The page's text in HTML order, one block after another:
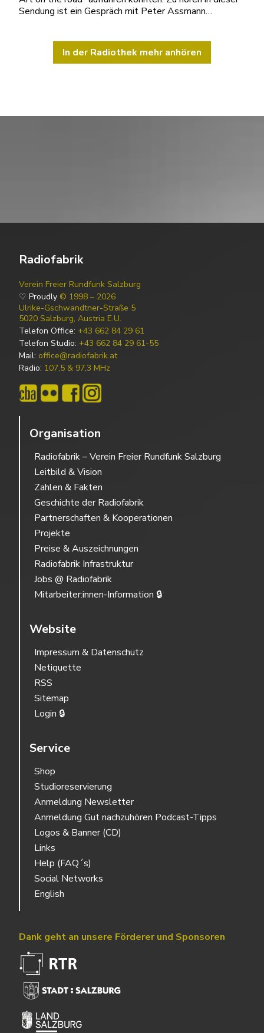
Sendung ist ein Gespräch mit Peter Assmann…
In der Radiothek mehr anhören
Radiofabrik
Verein Freier Rundfunk Salzburg
♡ Proudly © 1998 – 2026
Ulrike-Gschwandtner-Straße 5
5020 Salzburg, Austria E.U.
Telefon Office: +43 662 84 29 61
Telefon Studio: +43 662 84 29 61-55
Mail: office@radiofabrik.at
Radio: 107,5 & 97,3 MHz
Organisation
Radiofabrik – Verein Freier Rundfunk Salzburg
Leitbild & Vision
Zahlen & Fakten
Geschichte der Radiofabrik
Partnerschaften & Kooperationen
Projekte
Preise & Auszeichnungen
Radiofabrik Infrastruktur
Jobs @ Radiofabrik
Mitarbeiter:innen-Information 🔒
Website
Impressum & Datenschutz
Netiquette
RSS
Sitemap
Login 🔒
Service
Shop
Studioreservierung
Anmeldung Newsletter
Anmeldung Gut nachzuhören Podcast-Tipps
Logos & Banner (CD)
Links
Help (FAQ´s)
Social Networks
English
Dank geht an unsere Förderer und Sponsoren